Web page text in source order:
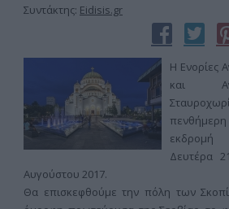
Συντάκτης: Eidisis.gr
Η Ενορίες
και
Δευτέρα
Αυγούστου 2017.
Θα επισκεφθούμε την πόλη των